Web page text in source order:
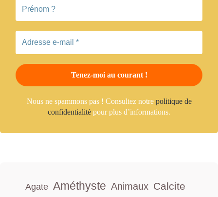
Nous ne spammons pas ! Consultez notre politique de
confidentialité pour plus d’informations.
Agate Améthyste Animaux Calcite